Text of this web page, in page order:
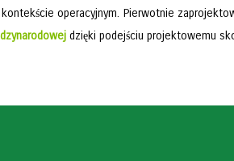
operacyjnym. Pierwotnie
dzięki podejściu projektowemu